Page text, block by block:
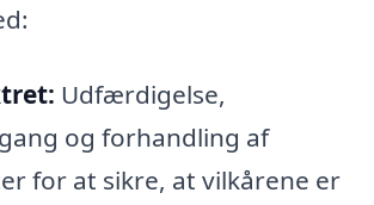
Udfærdigelse,
og forhandling af
for at sikre, at vilkårene er